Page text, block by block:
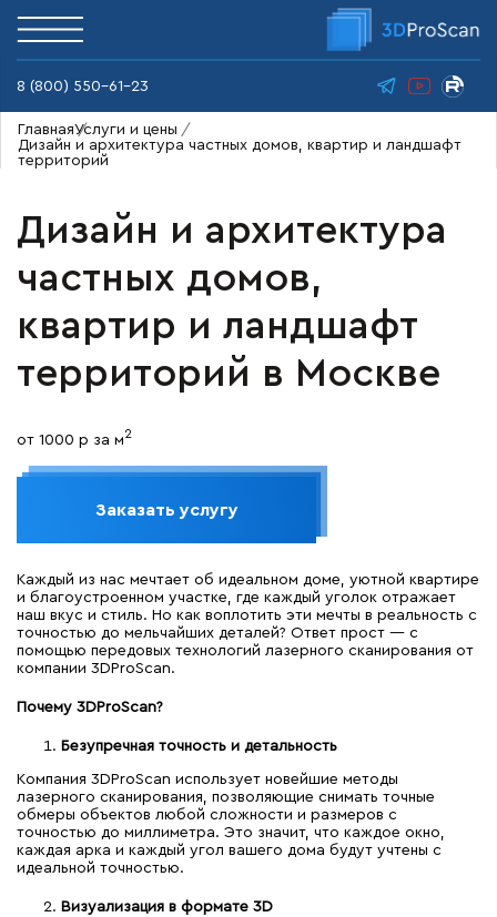
8 (800) 550-61-23
ГлавнаяУслуги и цены
Дизайн и архитектура частных домов, квартир и ландшафт
территорий
Дизайн и архитектура
частных домов,
квартир и ландшафт
территорий в Москве
от 1000 р за м2
Заказать услугу
Каждый из нас мечтает об идеальном доме, уютной квартире
и благоустроенном участке, где каждый уголок отражает
наш вкус и стиль. Но как воплотить эти мечты в реальность с
точностью до мельчайших деталей? Ответ прост — с
помощью передовых технологий лазерного сканирования от
компании 3DProScan.
Почему 3DProScan?
Безупречная точность и детальность
Компания 3DProScan использует новейшие методы
лазерного сканирования, позволяющие снимать точные
обмеры объектов любой сложности и размеров с
точностью до миллиметра. Это значит, что каждое окно,
каждая арка и каждый угол вашего дома будут учтены с
идеальной точностью.
Визуализация в формате 3D